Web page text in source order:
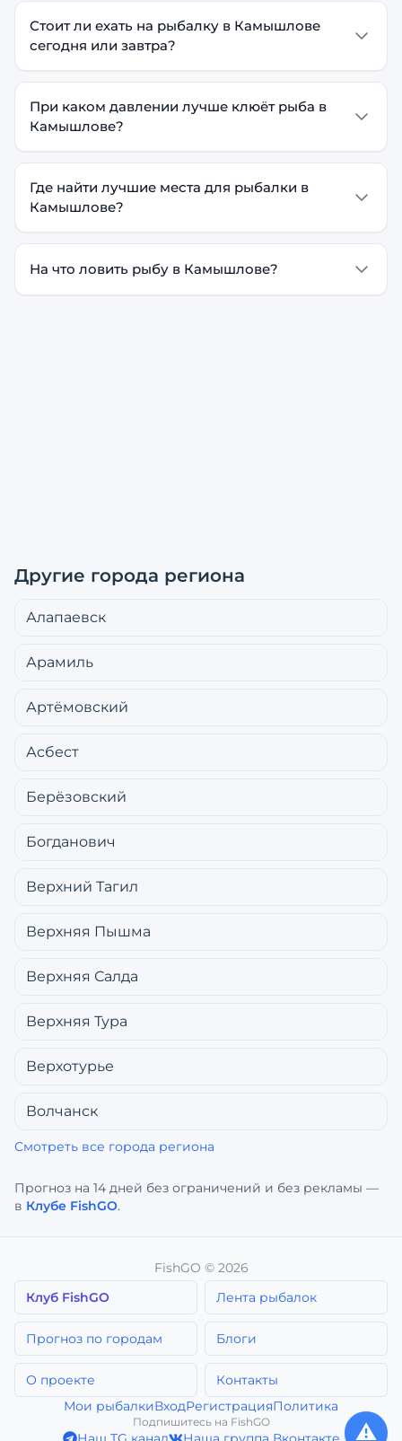
Стоит ли ехать на рыбалку в Камышлове
сегодня или завтра?
При каком давлении лучше клюёт рыба в
Камышлове?
Где найти лучшие места для рыбалки в
Камышлове?
На что ловить рыбу в Камышлове?
Другие города региона
Алапаевск
Арамиль
Артёмовский
Асбест
Берёзовский
Богданович
Верхний Тагил
Верхняя Пышма
Верхняя Салда
Верхняя Тура
Верхотурье
Волчанск
Смотреть все города региона
Прогноз на 14 дней без ограничений и без рекламы —
в Клубе FishGO.
⚠️
FishGO © 2026
Клуб FishGO
Лента рыбалок
Прогноз по городам Блоги
О проекте
Контакты
Мои рыбалкиВходРегистрацияПолитика
Подпишитесь на FishGO